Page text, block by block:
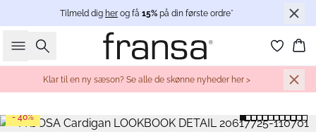
Tilmeld dig her og få 15% på din første ordre*
Søg
Klar til en ny sæson? Se alle de skønne nyheder her >
- 40%